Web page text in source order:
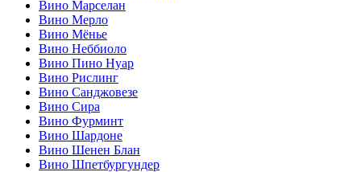
Вино Марселан
Вино Мерло
Вино Мёнье
Вино Неббиоло
Вино Пино Нуар
Вино Рислинг
Вино Санджовезе
Вино Сира
Вино Фурминт
Вино Шардоне
Вино Шенен Блан
Вино Шпетбургундер